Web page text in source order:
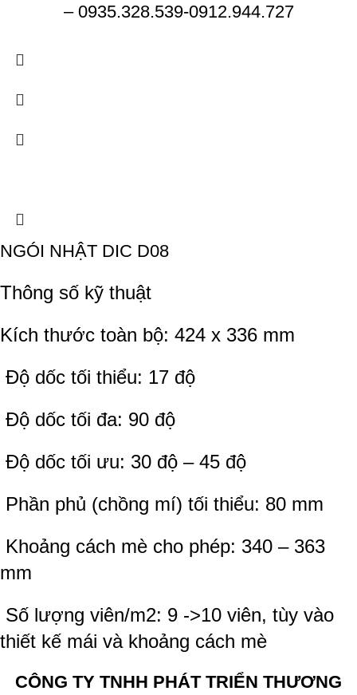
– 0935.328.539-0912.944.727
NGÓI NHẬT DIC D08
Thông số kỹ thuật
Kích thước toàn bộ: 424 x 336 mm
Độ dốc tối thiểu: 17 độ
Độ dốc tối đa: 90 độ
Độ dốc tối ưu: 30 độ – 45 độ
Phần phủ (chồng mí) tối thiểu: 80 mm
Khoảng cách mè cho phép: 340 – 363
mm
Số lượng viên/m2: 9 ->10 viên, tùy vào
thiết kế mái và khoảng cách mè
CÔNG TY TNHH PHÁT TRIỂN THƯƠNG